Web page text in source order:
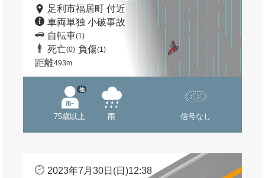
足利市福居町 付近
車両単独 小破事故
自転車(1)
死亡(0) 負傷(1)
距離493m
75歳以上
他
雨 信号なし
2023年7月30日(日)12:38